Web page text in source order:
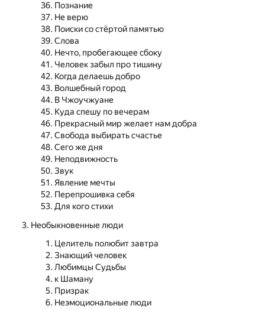
Познание
Не верю
Поиски со стёртой памятью
Слова
Нечто, пробегающее сбоку
Человек забыл про тишину
Когда делаешь добро
Волшебный город
В Чжоучжуане
Куда спешу по вечерам
Прекрасный мир желает нам добра
Свобода выбирать счастье
Сего же дня
Неподвижность
Звук
Явление мечты
Перепрошивка себя
Для кого стихи
Необыкновенные люди
Целитель полюбит завтра
Знающий человек
Любимцы Судьбы
к Шаману
Призрак
Неэмоциональные люди